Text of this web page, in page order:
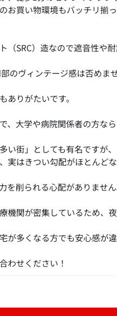
買い物環境もバッチリ揃っ
（SRC）造なので遮音性や
のヴィンテージ感は否め
ありがたいです。
、大学や病院関係者の方な
い街」としても有名ですが
実はきつい勾配がほとんど
削られる心配がありません
機関が密集しているため、
多くなる方でも安心感が違
わせください！